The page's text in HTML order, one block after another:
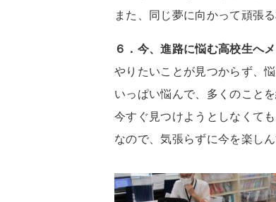
また、同じ夢に向かって頑張
６．今、進路に悩む高校生へ
やりたいことが見つからず、
いっぱい悩んで、多くのこと
今すぐ見つけようとしなくて
なので、気張らずに今を楽し